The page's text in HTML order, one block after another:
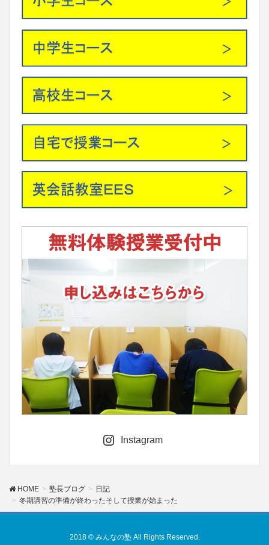
Instagram
HOME 塾長ブログ
日記
冬期講習の準備が終わったそして授業が始まった
2018 © みんなの塾 All Rights Reserved.